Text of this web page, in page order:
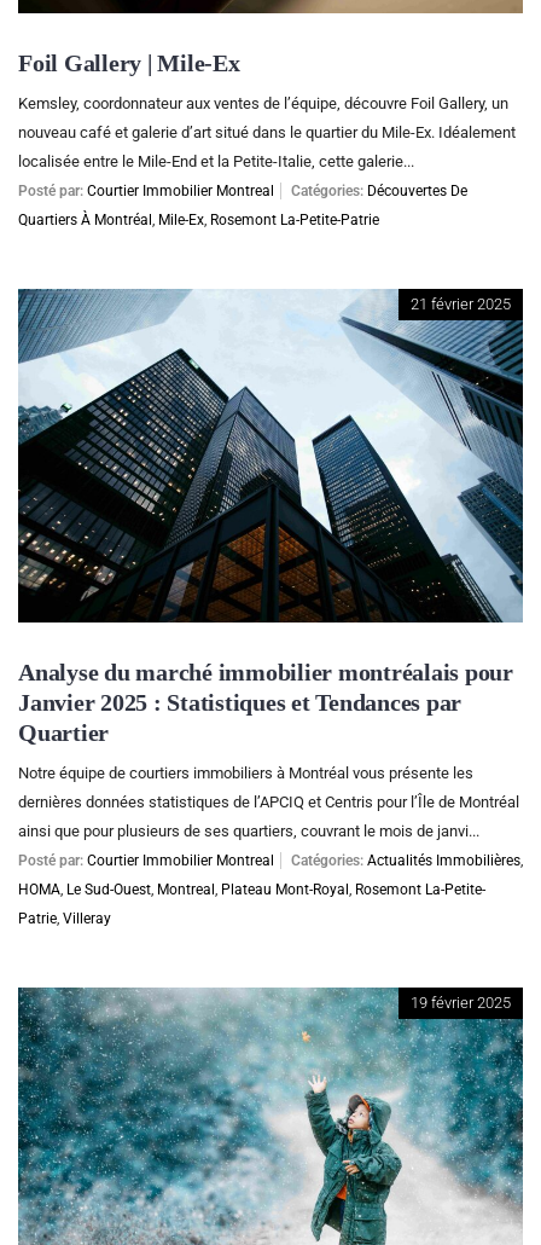
Foil Gallery | Mile-Ex
Kemsley, coordonnateur aux ventes de l’équipe, découvre Foil Gallery, un
nouveau café et galerie d’art situé dans le quartier du Mile-Ex. Idéalement
localisée entre le Mile-End et la Petite-Italie, cette galerie...
Posté par: Courtier Immobilier Montreal Catégories: Découvertes De
Quartiers À Montréal , Mile-Ex, Rosemont La-Petite-Patrie
21 février 2025
Analyse du marché immobilier montréalais pour
Janvier 2025 : Statistiques et Tendances par
Quartier
Notre équipe de courtiers immobiliers à Montréal vous présente les
dernières données statistiques de l’APCIQ et Centris pour l’Île de Montréal
ainsi que pour plusieurs de ses quartiers, couvrant le mois de janvi...
Posté par: Courtier Immobilier Montreal Catégories: Actualités Immobilières,
HOMA, Le Sud-Ouest, Montreal, Plateau Mont-Royal, Rosemont La-Petite-
Patrie, Villeray
19 février 2025